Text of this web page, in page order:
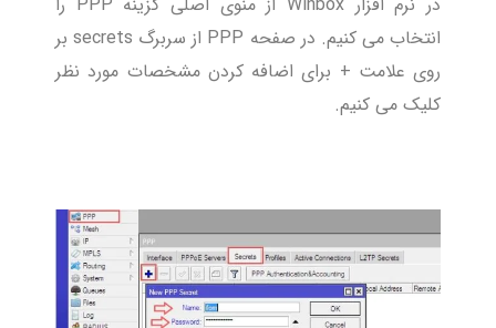
انتخاب می کنیم. در صفحه PPP از سربرگ secrets بر
روی علامت + برای اضافه کردن مشخصات مورد نظر
کلیک می کنیم.